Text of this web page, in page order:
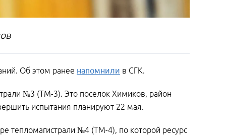
Об этом ранее напомнили в СГК.
№3 (ТМ-3). Это поселок Химиков, район
испытания планируют 22 мая.
тепломагистрали №4 (ТМ-4), по которой ресурс